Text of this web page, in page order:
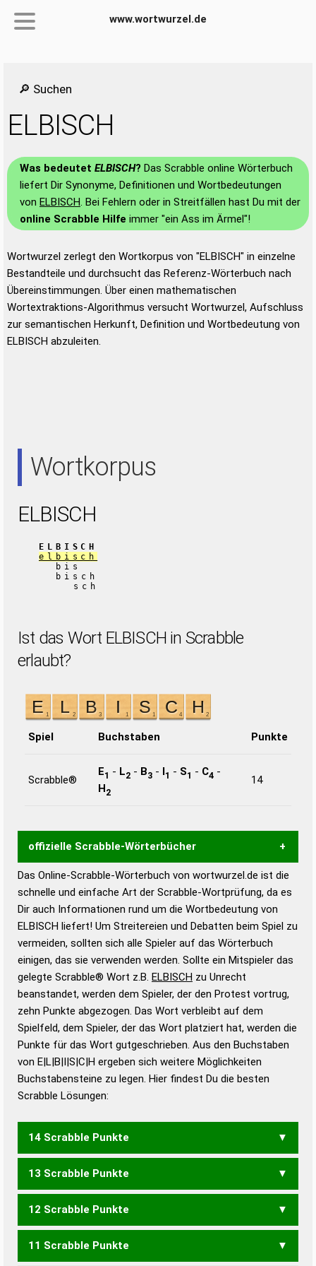
www.wortwurzel.de
🔎 Suchen
ELBISCH
Was bedeutet ELBISCH? Das Scrabble online Wörterbuch
liefert Dir Synonyme, Definitionen und Wortbedeutungen
von ELBISCH. Bei Fehlern oder in Streitfällen hast Du mit der
online Scrabble Hilfe immer "ein Ass im Ärmel"!
Wortwurzel zerlegt den Wortkorpus von "ELBISCH" in einzelne
Bestandteile und durchsucht das Referenz-Wörterbuch nach
Übereinstimmungen. Über einen mathematischen
Wortextraktions-Algorithmus versucht Wortwurzel, Aufschluss
zur semantischen Herkunft, Definition und Wortbedeutung von
ELBISCH abzuleiten.
Wortkorpus
ELBISCH
ELBISCH
elbisch
bis
bisch
sch
Ist das Wort ELBISCH in Scrabble
erlaubt?
Spiel Buchstaben Punkte
Scrabble®
E1 - L2 - B3 - I1 - S1 - C4 -
H2
14
offizielle Scrabble-Wörterbücher
Wortwurzel liefert mit Hilfe eines semantischen
Wortanalyse-Algorithmus gute Anhaltspunkte zu
Wortbedeutung, Worttrennung und Wortform, um die
Gültigkeit eines Wortes für das Scrabble-Spiel zu
bestimmen!
zugelassene Turnier Scrabble-
Wörterbücher sind:
Duden – Standardwerk in 12 Bänden
Duden – Richtiges und gutes
Deutsch
Duden – Die deutsche Grammatik
Duden – Deutsches
Das Online-Scrabble-Wörterbuch von wortwurzel.de ist die
schnelle und einfache Art der Scrabble-Wortprüfung, da es
Dir auch Informationen rund um die Wortbedeutung von
ELBISCH liefert! Um Streitereien und Debatten beim Spiel zu
vermeiden, sollten sich alle Spieler auf das Wörterbuch
einigen, das sie verwenden werden. Sollte ein Mitspieler das
gelegte Scrabble® Wort z.B. ELBISCH zu Unrecht
beanstandet, werden dem Spieler, der den Protest vortrug,
zehn Punkte abgezogen. Das Wort verbleibt auf dem
Spielfeld, dem Spieler, der das Wort platziert hat, werden die
Punkte für das Wort gutgeschrieben. Aus den Buchstaben
von E|L|B|I|S|C|H ergeben sich weitere Möglichkeiten
Buchstabensteine zu legen. Hier findest Du die besten
Scrabble Lösungen:
14 Scrabble Punkte
BILCHES
13 Scrabble Punkte
BILCHE BILCHS BLECHS
12 Scrabble Punkte
BILCH BLECH BLICH BISCHE
11 Scrabble Punkte